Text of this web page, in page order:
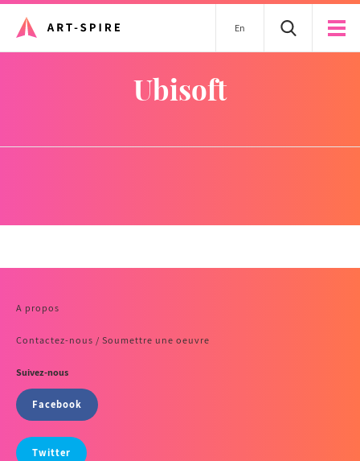
En
Ubisoft
A propos
Contactez-nous / Soumettre une oeuvre
Suivez-nous
Facebook
Twitter